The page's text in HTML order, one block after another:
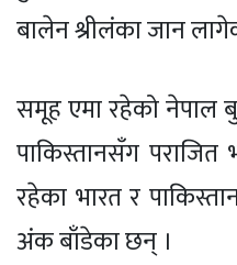
बालेन श्रीलंका जान
समूह एमा रहेको नेपाल
पाकिस्तानसँग
रहेका भारत र
अंक बाँडेका छन् ।